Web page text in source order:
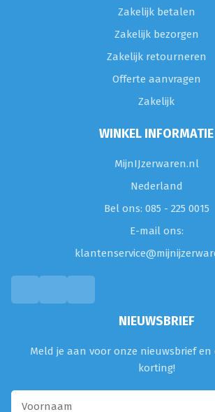
Zakelijk betalen
Zakelijk bezorgen
Zakelijk retourneren
Offerte aanvragen
Zakelijk
WINKEL INFORMATIE
MijnIJzerwaren.nl
Nederland
Bel ons: 085 - 225 0015
E-mail ons:
NIEUWSBRIEF
Meld je aan voor onze nieuwsbrief
korting!